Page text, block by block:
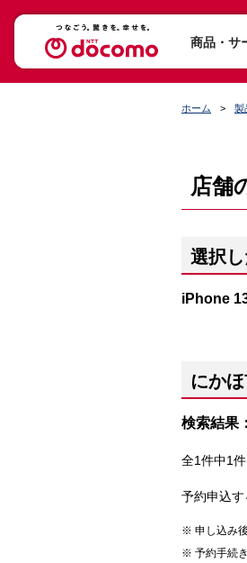
商品・サ
ホーム 製
店舗
選択
iPhone
にか
検索結果
全1件中1
予約申込す
申し込み
予約手続